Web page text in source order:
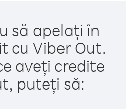
să apelați în
cu Viber Out.
aveți credite
puteți să: